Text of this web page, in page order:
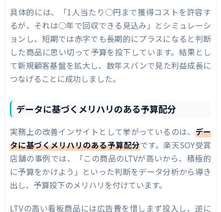
具体的には、「1人当たり○円まで獲得コストを許容す
るが、それは○年で回収できる見込み」とシミュレーシ
ョンし、短期では赤字でも長期的にプラスになると判断
した商品に思い切って予算を投下しています。結果とし
て新規顧客基盤を拡大し、数年スパンで見た利益成長に
つなげることに成功しました。
データに基づくメリハリのある予算配分
実務上の改善インサイトとして挙がっているのは、 デー
タに基づくメリハリのある予算配分です。楽天SOY受賞
店舗の事例では、「この商品のLTVが高いから、積極的
に予算をかけよう」といった判断をデータ分析から導き
出し、予算投下のメリハリを付けています。
LTVの高い看板商品には広告費を惜しまず投入し、逆に